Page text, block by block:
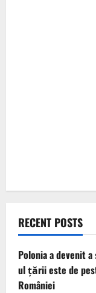
RECENT POSTS
Polonia a devenit a
ul țării este de
României